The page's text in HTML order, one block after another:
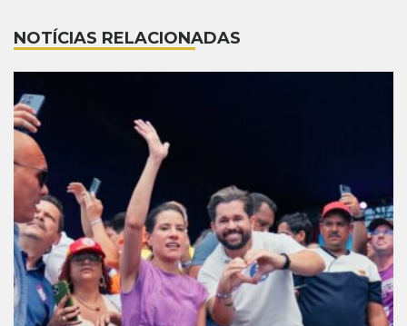
NOTÍCIAS RELACIONADAS